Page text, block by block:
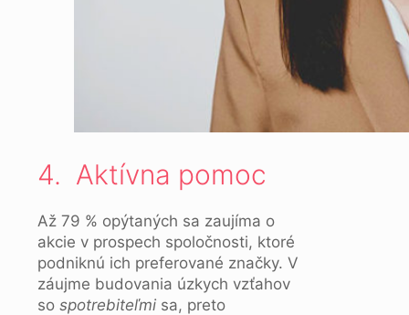
4. Aktívna pomoc
Až 79 % opýtaných sa zaujíma o
akcie v prospech spoločnosti, ktoré
podniknú ich preferované značky. V
záujme budovania úzkych vzťahov
so spotrebiteľmi sa, preto